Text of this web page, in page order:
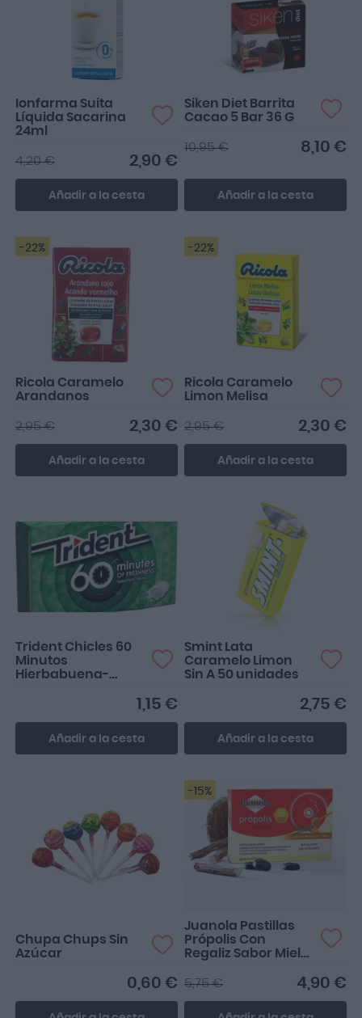
Ionfarma Suita
Líquida Sacarina
24ml
2,90 €
4,20 €
Añadir a la cesta
Siken Diet Barrita
Cacao 5 Bar 36 G
8,10 €
10,95 €
Añadir a la cesta
-22%
Ricola Caramelo
Arandanos
2,30 €
2,95 €
Añadir a la cesta
-22%
Ricola Caramelo
Limon Melisa
2,30 €
2,95 €
Añadir a la cesta
Trident Chicles 60
Minutos
Hierbabuena-
1,15 €
Añadir a la cesta
Smint Lata
Caramelo Limon
Sin A 50 unidades
2,75 €
Añadir a la cesta
Opción saludable de
tomar un dulce. Ojalá se
pudiera elegir el sabor
Chupa Chups Sin
Azúcar
0,60 €
-15%
Juanola Pastillas
Própolis Con
Regaliz Sabor Miel
4,90 €
5,75 €